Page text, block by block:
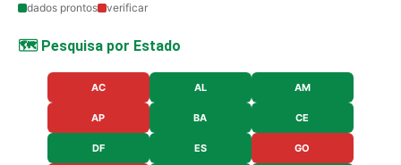
dados prontos verificar
🗺️ Pesquisa por Estado
AC AL AM
AP BA CE
DF ES GO